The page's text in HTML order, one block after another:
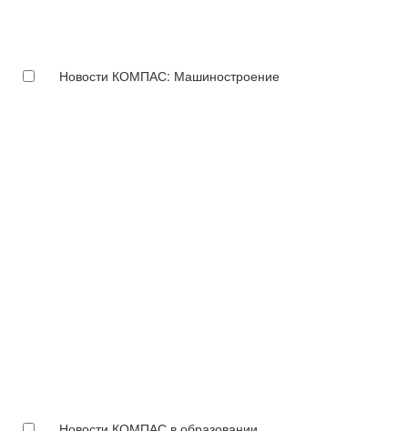
Новости КОМПАС: Машиностроение